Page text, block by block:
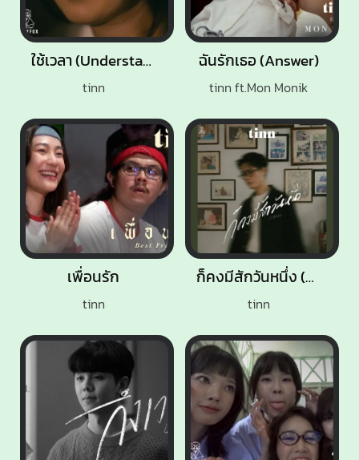
ฉันรักเธอ (Answer)
tinn ft.Mon Monik
เพื่อนรัก
tinn
ก็คงมีสักวันหนึ่ง (Unfaded)
tinn
ใช้เวลา (Understand)
tinn